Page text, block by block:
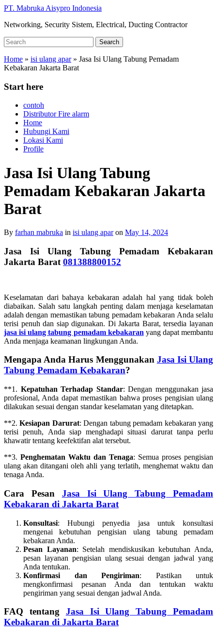
Skip
main
PT. Mabruka Aisypro Indonesia
Networking, Security Sistem, Electrical, Ducting Contractor
Search
for:
Search
Home » isi ulang apar» Jasa Isi Ulang Tabung Pemadam
Kebakaran Jakarta Barat
Start here
contoh
Distributor Fire alarm
Home
Hubungi Kami
Lokasi Kami
Profile
Jasa Isi Ulang Tabung
Pemadam Kebakaran Jakarta
Barat
By farhan mabruka in isi ulang aparon May 14, 2024
Jasa Isi Ulang Tabung Pemadam Kebakaran
Jakarta Barat 081388800152
Keselamatan dari bahaya kebakaran adalah hal yang tidak boleh
diabaikan. Salah satu langkah penting dalam menjaga keselamatan
adalah dengan memastikan tabung pemadam kebakaran Anda selalu
terisi penuh dan siap digunakan. Di Jakarta Barat, tersedia layanan
jasa isi ulang tabung pemadam kebakaran yang dapat membantu
Anda menjaga keamanan lingkungan Anda.
Mengapa Anda Harus Menggunakan Jasa Isi Ulang
Tabung Pemadam Kebakaran?
**1. Kepatuhan Terhadap Standar: Dengan menggunakan jasa
profesional, Anda dapat memastikan bahwa proses pengisian ulang
dilakukan sesuai dengan standar keselamatan yang ditetapkan.
**2.Kesiapan Darurat: Dengan tabung pemadam kebakaran yang
terisi penuh, Anda siap menghadapi situasi darurat tanpa perlu
khawatir tentang keefektifan alat tersebut.
**3. Penghematan Waktu dan Tenaga: Semua proses pengisian
ulang akan ditangani oleh ahli yang terlatih, menghemat waktu dan
tenaga Anda.
Cara Pesan Jasa Isi Ulang Tabung Pemadam
Kebakaran di Jakarta Barat
Konsultasi: Hubungi penyedia jasa untuk konsultasi
mengenai kebutuhan pengisian ulang tabung pemadam
kebakaran Anda.
Pesan Layanan: Setelah mendiskusikan kebutuhan Anda,
pesan layanan pengisian ulang sesuai dengan jadwal yang
Anda tentukan.
Konfirmasi dan Pengiriman: Pastikan untuk
mengkonfirmasi pesanan Anda dan tentukan waktu
pengiriman yang sesuai dengan jadwal Anda.
FAQ tentang Jasa Isi Ulang Tabung Pemadam
Kebakaran di Jakarta Barat